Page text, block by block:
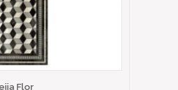
Flor